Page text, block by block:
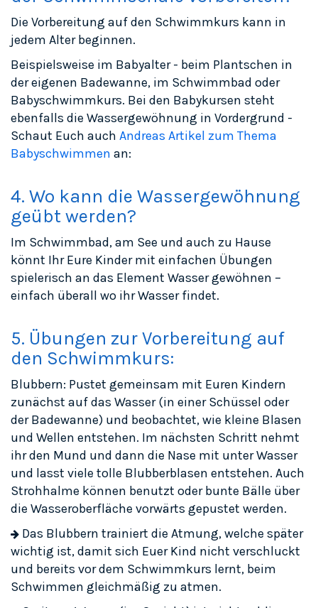
Die Vorbereitung auf den Schwimmkurs kann in
jedem Alter beginnen.
Beispielsweise im Babyalter - beim Plantschen in
der eigenen Badewanne, im Schwimmbad oder
Babyschwimmkurs. Bei den Babykursen steht
ebenfalls die Wassergewöhnung in Vordergrund -
Schaut Euch auch Andreas Artikel zum Thema
Babyschwimmen an:
4. Wo kann die Wassergewöhnung
geübt werden?
Im Schwimmbad, am See und auch zu Hause
könnt Ihr Eure Kinder mit einfachen Übungen
spielerisch an das Element Wasser gewöhnen –
einfach überall wo ihr Wasser findet.
5. Übungen zur Vorbereitung auf
den Schwimmkurs:
Blubbern: Pustet gemeinsam mit Euren Kindern
zunächst auf das Wasser (in einer Schüssel oder
der Badewanne) und beobachtet, wie kleine Blasen
und Wellen entstehen. Im nächsten Schritt nehmt
ihr den Mund und dann die Nase mit unter Wasser
und lasst viele tolle Blubberblasen entstehen. Auch
Strohhalme können benutzt oder bunte Bälle über
die Wasseroberfläche vorwärts gepustet werden.
Das Blubbern trainiert die Atmung, welche später
wichtig ist, damit sich Euer Kind nicht verschluckt
und bereits vor dem Schwimmkurs lernt, beim
Schwimmen gleichmäßig zu atmen.